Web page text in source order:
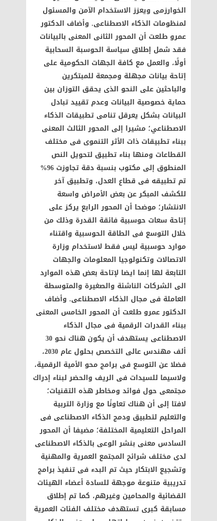
الخوارزمى ويعزز الاستخدام الآمن والمسئول
لمنظومات الذكاء الاصطناعى. وأضاف الدكتور
عمرو طلعت أن المحور الثانى المعنى بالبيانات
فقد شمل إطلاق سياسة الحوسبة السحابية
أولًا، والعمل مع كافة الجهات الحكومية على
إتاحة بيانات مجهلة ومجمعة للمبتكرين
والباحثين على النحو الذى يحقق التوزان بين
حماية خصوصية البيانات وعدم تقييد تبادل
البيانات بشكل يعرقل تنامى تطبيقات الذكاء
الاصطناعي؛ مشيرا إلى المحور الثالث المعنى
ببناء تطبيقات ذات الأثر التنموى فى مختلف
القطاعات ومنها بناء تطبيق لتحويل النص
المنطوق إلى مكتوب بنسبة دقة تجاوزت 96%
تم تطبيقه فى قطاع العدل، وتطبيق آخر
للكشف المبكر عن بعض الأمراض واسعة
الانتشار؛ موضحا أن المحور الرابع يركز على
إتاحة سعات حوسبية فائقة القدرة وذلك من
خلال التوسع فى الطاقة الحوسبية واقتناء
موارد حوسبية ليس فقط لاستخدام وزارة
الاتصالات وتكنولوجيا المعلومات والجهات
التابعة لها إنما ايضا لإتاحة بعض هذه الموارد
الى الشركات الناشئة والصغيرة والمتوسطة
العاملة فى مجال الذكاء الاصطناعى. وأضاف
الدكتور عمرو طلعت أن المحور الخامس المعنى
ببناء القدرات الرقمية فى مجال الذكاء
الاصطناعى يستهدف أن يكون هناك نحو 30
ألف مهندس عالى التخصص بحلول عام 2030،
فضلا عن التوسع فى برامج محو الأمية الرقمية،
ولاسيما للسيدات فى الريف والحضر لبناء إدراك
مجتمعى حول فوائد ومخاطر هذه التقنيات؛
لافتا إلى أن هناك تعاونًا مع وزارة التربية
والتعليم لتطبيق ودمج الذكاء الاصطناعى فى
المراحل التعليمية المختلفة؛ مضيفا أن المحور
السادس معنى بنشر الوعى بالذكاء الاصطناعى
لدى مختلف شرائح المجتمع العمرية والمهنية
وتشجيع الابتكار حيث تم البدء فى تنفيذ برامج
تدريبية متنوعة موجهة للسادة أعضاء الهيئات
القضائية والمحامين وغيرهم، كما تم إطلاق
مسابقة كبرى تستهدف مختلف الفئات العمرية